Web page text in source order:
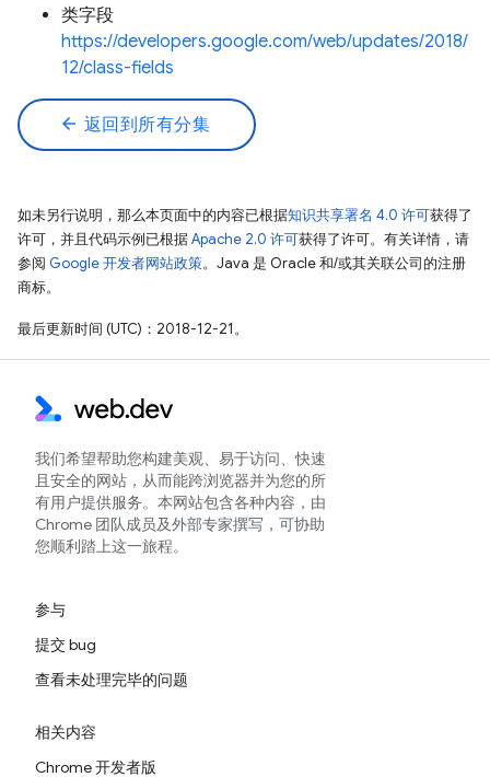
类字段
https://developers.google.com/web/updates/2018/
12/class-fields
arrow_back 返回到所有分集
如未另行说明，那么本页面中的内容已根据知识共享署名 4.0 许可获得了
许可，并且代码示例已根据Apache 2.0 许可获得了许可。有关详情，请
参阅 Google 开发者网站政策。Java 是 Oracle 和/或其关联公司的注册
商标。
最后更新时间 (UTC)：2018-12-21。
我们希望帮助您构建美观、易于访问、快速
且安全的网站，从而能跨浏览器并为您的所
有用户提供服务。本网站包含各种内容，由
Chrome 团队成员及外部专家撰写，可协助
您顺利踏上这一旅程。
参与
提交 bug
查看未处理完毕的问题
相关内容
Chrome 开发者版